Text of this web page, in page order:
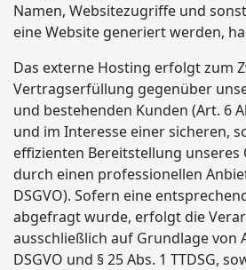
Namen, Websitezugriffe und
eine Website generiert werden,
Das externe Hosting erfolgt zum
Vertragserfüllung gegenüber
und bestehenden Kunden (Art. 6
und im Interesse einer sicheren,
effizienten Bereitstellung unseres
durch einen professionellen
DSGVO). Sofern eine
abgefragt wurde, erfolgt die
ausschließlich auf Grundlage von
DSGVO und § 25 Abs. 1 TTDSG,